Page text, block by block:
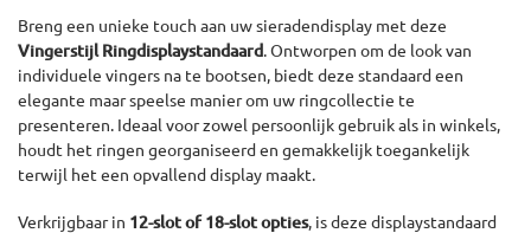
Breng een unieke touch aan uw sieradendisplay met deze
Vingerstijl Ringdisplaystandaard. Ontworpen om de look van
individuele vingers na te bootsen, biedt deze standaard een
elegante maar speelse manier om uw ringcollectie te
presenteren. Ideaal voor zowel persoonlijk gebruik als in winkels,
houdt het ringen georganiseerd en gemakkelijk toegankelijk
terwijl het een opvallend display maakt.
Verkrijgbaar in 12-slot of 18-slot opties, is deze displaystandaard